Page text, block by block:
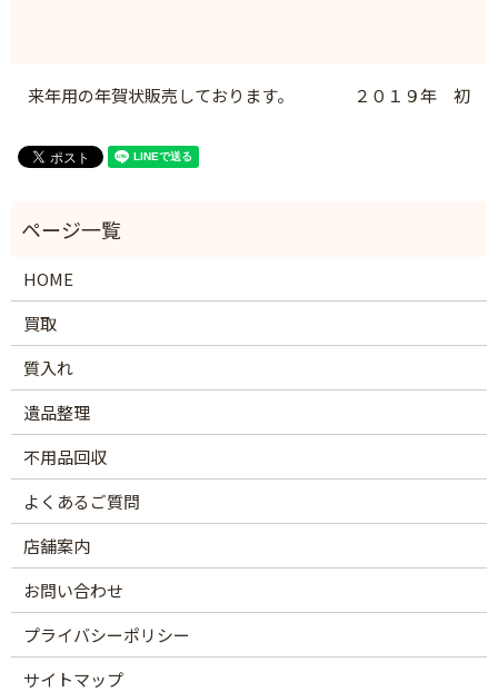
来年用の年賀状販売しております。 ２０１９年 初
HOME
買取
質入れ
遺品整理
不用品回収
よくあるご質問
店舗案内
お問い合わせ
プライバシーポリシー
サイトマップ